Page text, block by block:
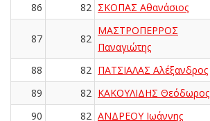
86
82 ΣΚΟΠΑΣ Αθανάσιος
87 82
ΜΑΣΤΡΟΠΕΡΡΟΣ
Παναγιώτης
88 82 ΠΑΤΣΙΑΛΑΣ Αλέξανδρος
89
82 ΚΑΚΟΥΛΙΔΗΣ Θεόδωρος
90
82 ΑΝΔΡΕΟΥ Ιωάννης